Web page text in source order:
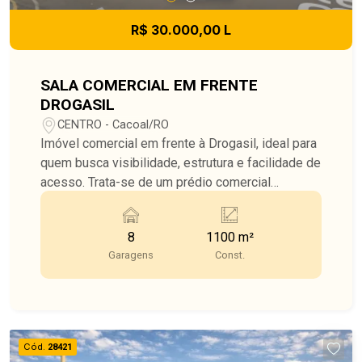
R$ 30.000,00 L
SALA COMERCIAL EM FRENTE
DROGASIL
CENTRO - Cacoal/RO
Imóvel comercial em frente à Drogasil, ideal para
quem busca visibilidade, estrutura e facilidade de
acesso. Trata-se de um prédio comercial
compacto, porém extremamente funcional, com
excelente aproveitamento de áreas. O imóvel
conta com: Estacionamento subterrâneo com
aproximadamente 600 m², oferecendo conforto e
praticidade para clientes e colaboradores; Área
tipos de operação comercial; Mezanino superior
com mais 500 m², ideal para escritórios, estoque,
8
Garagens
1100 m²
Const.
Cód. 28421